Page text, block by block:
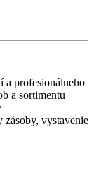
a profesionálneho
a sortimentu
vystavenie